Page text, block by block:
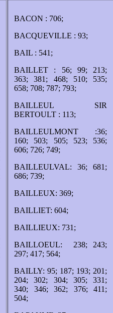
BACON : 706;
BACQUEVILLE : 93;
BAIL : 541;
BAILLET : 56; 99; 213;
363; 381; 468; 510; 535;
658; 708; 787; 793;
BAILLEUL SIR
BERTOULT : 113;
BAILLEULMONT :36;
160; 503; 505; 523; 536;
606; 726; 749;
BAILLEULVAL: 36; 681;
686; 739;
BAILLEUX: 369;
BAILLIET: 604;
BAILLIEUX: 731;
BAILLOEUL: 238; 243;
297; 417; 564;
BAILLY: 95; 187; 193; 201;
204; 302; 304; 305; 331;
340; 346; 362; 376; 411;
504;